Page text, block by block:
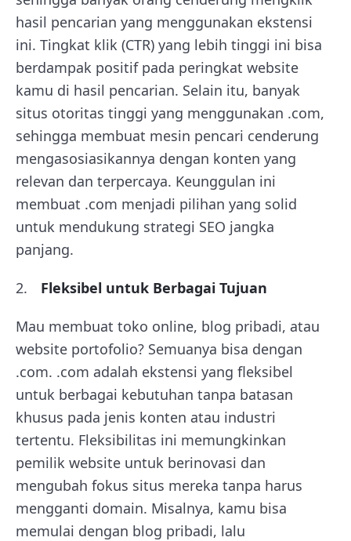
hasil pencarian yang menggunakan ekstensi
ini. Tingkat klik (CTR) yang lebih tinggi ini bisa
berdampak positif pada peringkat website
kamu di hasil pencarian. Selain itu, banyak
situs otoritas tinggi yang menggunakan .com,
sehingga membuat mesin pencari cenderung
mengasosiasikannya dengan konten yang
relevan dan terpercaya. Keunggulan ini
membuat .com menjadi pilihan yang solid
untuk mendukung strategi SEO jangka
panjang.
Fleksibel untuk Berbagai Tujuan
Mau membuat toko online, blog pribadi, atau
website portofolio? Semuanya bisa dengan
.com. .com adalah ekstensi yang fleksibel
untuk berbagai kebutuhan tanpa batasan
khusus pada jenis konten atau industri
tertentu. Fleksibilitas ini memungkinkan
pemilik website untuk berinovasi dan
mengubah fokus situs mereka tanpa harus
mengganti domain. Misalnya, kamu bisa
memulai dengan blog pribadi, lalu